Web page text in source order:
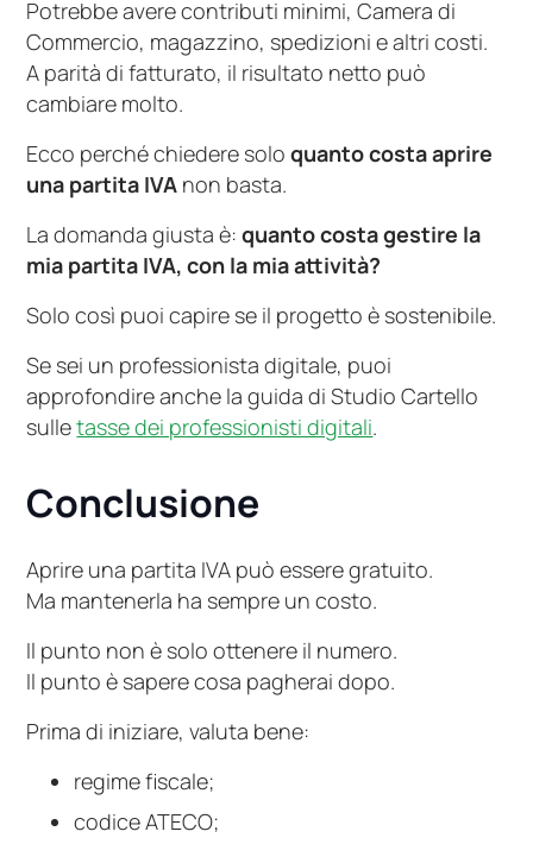
Potrebbe avere contributi minimi, Camera di
Commercio, magazzino, spedizioni e altri costi.
A parità di fatturato, il risultato netto può
cambiare molto.
Ecco perché chiedere soloquanto costa aprire
una partita IVA non basta.
La domanda giusta è:quanto costa gestire la
mia partita IVA, con la mia attività?
Solo così puoi capire se il progetto è sostenibile.
Se sei un professionista digitale, puoi
approfondire anche la guida di Studio Cartello
sulletasse dei professionisti digitali.
Conclusione
Aprire una partita IVA può essere gratuito.
Ma mantenerla ha sempre un costo.
Il punto non è solo ottenere il numero.
Il punto è sapere cosa pagherai dopo.
Prima di iniziare, valuta bene:
regime fiscale;
codice ATECO;